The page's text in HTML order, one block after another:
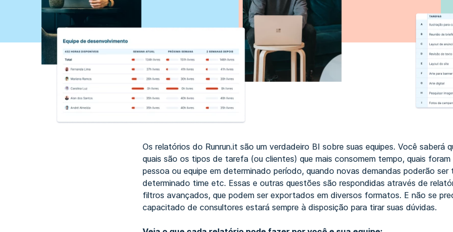
Os relatórios do Runrun.it são um verdadeiro BI sobre suas equipes. Você saberá
quais são os tipos de tarefa (ou clientes) que mais consomem tempo, quais
pessoa ou equipe em determinado período, quando novas demandas poderão
determinado time etc. Essas e outras questões são respondidas através de
filtros avançados, que podem ser exportados em diversos formatos. E não se
capacitado de consultores estará sempre à disposição para tirar suas dúvidas.